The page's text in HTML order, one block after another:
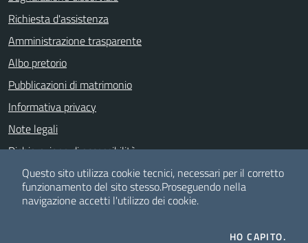
Richiesta d'assistenza
Amministrazione trasparente
Albo pretorio
Pubblicazioni di matrimonio
Informativa privacy
Note legali
Dichiarazione di accessibilità
Meccanismo di Feedback
Questo sito utilizza cookie tecnici, necessari per il corretto
funzionamento del sito stesso.Proseguendo nella
navigazione accetti l'utilizzo dei cookie.
HO CAPITO.